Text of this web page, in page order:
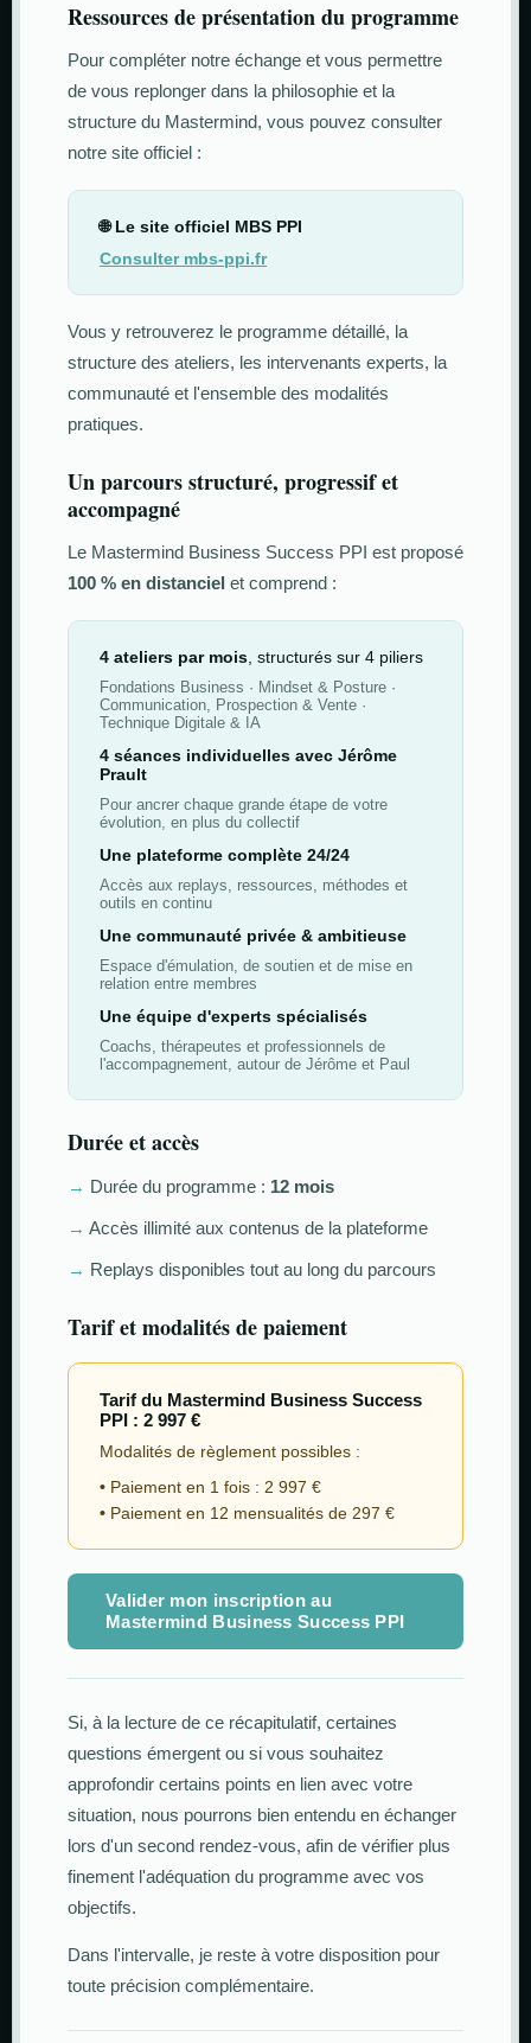
Ressources de présentation du programme
Pour compléter notre échange et vous permettre
de vous replonger dans la philosophie et la
structure du Mastermind, vous pouvez consulter
notre site officiel :
🌐 Le site officiel MBS PPI
Consulter mbs-ppi.fr
Vous y retrouverez le programme détaillé, la
structure des ateliers, les intervenants experts, la
communauté et l'ensemble des modalités
pratiques.
Un parcours structuré, progressif et
accompagné
Le Mastermind Business Success PPI est proposé
100 % en distanciel et comprend :
4 ateliers par mois , structurés sur 4 piliers
Fondations Business · Mindset & Posture ·
Communication, Prospection & Vente ·
Technique Digitale & IA
4 séances individuelles avec Jérôme
Prault
Pour ancrer chaque grande étape de votre
évolution, en plus du collectif
Une plateforme complète 24/24
Accès aux replays, ressources, méthodes et
outils en continu
Une communauté privée & ambitieuse
Espace d'émulation, de soutien et de mise en
relation entre membres
Une équipe d'experts spécialisés
Coachs, thérapeutes et professionnels de
l'accompagnement, autour de Jérôme et Paul
Durée et accès
→ Durée du programme : 12 mois
→ Accès illimité aux contenus de la plateforme
→ Replays disponibles tout au long du parcours
Tarif et modalités de paiement
Tarif du Mastermind Business Success
PPI : 2 997 €
Modalités de règlement possibles :
• Paiement en 1 fois : 2 997 €
• Paiement en 12 mensualités de 297 €
Valider mon inscription au
Mastermind Business Success PPI
Si, à la lecture de ce récapitulatif, certaines
questions émergent ou si vous souhaitez
approfondir certains points en lien avec votre
situation, nous pourrons bien entendu en échanger
lors d'un second rendez-vous, afin de vérifier plus
finement l'adéquation du programme avec vos
objectifs.
Dans l'intervalle, je reste à votre disposition pour
toute précision complémentaire.